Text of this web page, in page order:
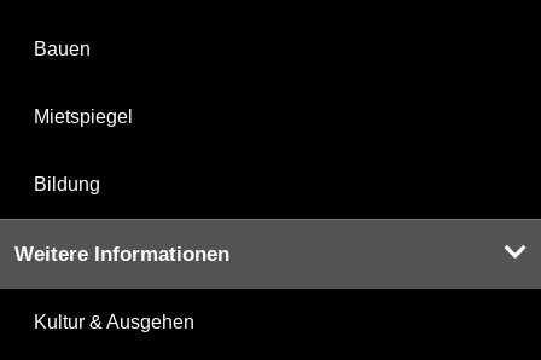
Bauen
Mietspiegel
Bildung
Weitere Informationen
Kultur & Ausgehen